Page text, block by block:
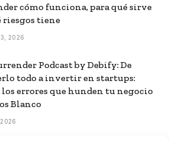
cómo funciona, para qué sirve
riesgos tiene
2026
Podcast by Debify: De
todo a invertir en startups:
errores que hunden tu negocio
Blanco